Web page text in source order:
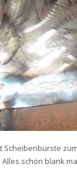
Scheibenbürste
schön blank